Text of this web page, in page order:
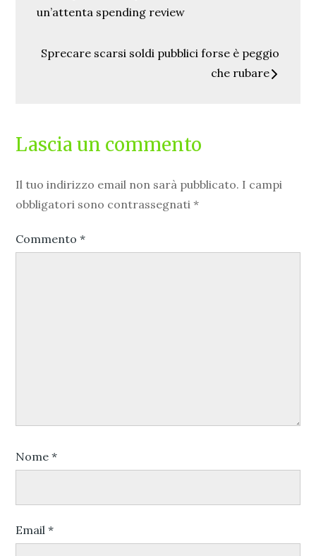
articoli
un’attenta spending review
Sprecare scarsi soldi pubblici forse è peggio
che rubare
Lascia un commento
Il tuo indirizzo email non sarà pubblicato. I campi
obbligatori sono contrassegnati*
Commento*
Nome*
Email*